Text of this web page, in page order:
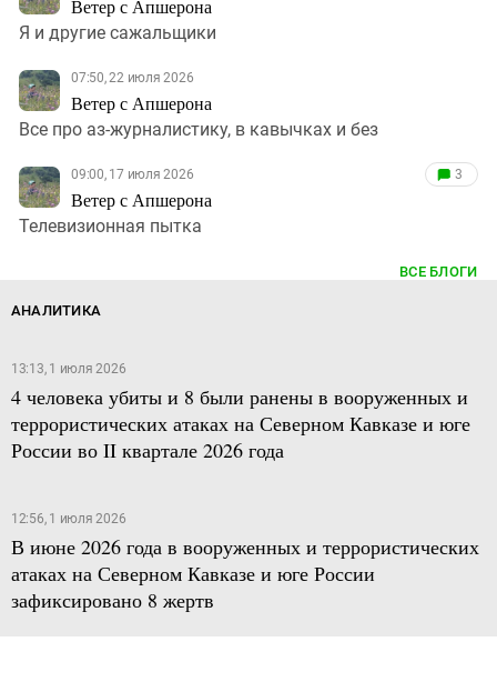
Ветер с Апшерона
Я и другие сажальщики
07:50, 22 июля 2026
Ветер с Апшерона
Все про аз-журналистику, в кавычках и без
09:00, 17 июля 2026
Ветер с Апшерона
3
Телевизионная пытка
ВСЕ БЛОГИ
АНАЛИТИКА
13:13, 1 июля 2026
4 человека убиты и 8 были ранены в вооруженных и
террористических атаках на Северном Кавказе и юге
России во II квартале 2026 года
12:56, 1 июля 2026
В июне 2026 года в вооруженных и террористических
атаках на Северном Кавказе и юге России
зафиксировано 8 жертв